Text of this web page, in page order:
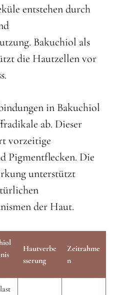
entstehen durch
Bakuchiol als
die Hautzellen vor
in Bakuchiol
ab. Dieser
vorzeitige
Pigmentflecken. Die
unterstützt
der Haut.
Hautverbe
sserung
Zeitrahme
n